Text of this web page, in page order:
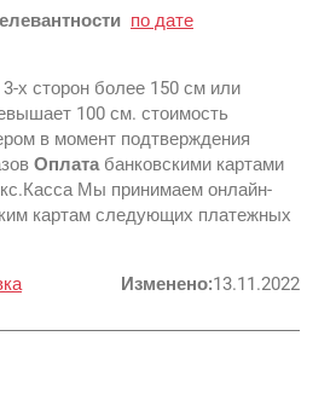
по дате
х сторон более 150 см или
100 см. стоимость
в момент подтверждения
Оплата банковскими картами
Мы принимаем онлайн-
картам следующих платежных
Изменено:13.11.2022